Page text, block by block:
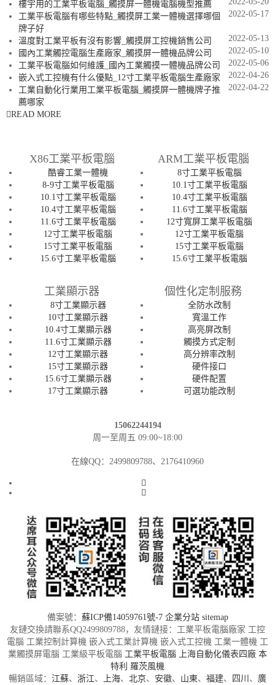
樓宇用的工業平板電腦_觸摸屏一體機電腦機型推薦
2022-05-17
工業平板電腦有哪些特點_觸摸屏工業一體機選擇哪個
牌子好
2022-05-13
溫度對工業平板有沒有影響_觸摸屏工控機銷售公司
2022-05-10
國內工業觸控電腦生產廠家_觸摸屏一體機品牌公司
2022-05-06
工業平板電腦如何維護_國內工業觸摸一體機品牌公司
2022-04-26
嵌入式工控機有什么優點_12寸工業平板電腦生產廠家
2022-04-22
工業自動化行業用工業平板電腦_觸摸屏一體機牌子推
薦哪家
READ MORE
X86工業平板電腦
酷睿工業一體機
8-9寸工業平板電腦
10.1寸工業平板電腦
10.4寸工業平板電腦
11.6寸工業平板電腦
12寸工業平板電腦
15寸工業平板電腦
15.6寸工業平板電腦
ARM工業平板電腦
8寸工業平板電腦
10.1寸工業平板電腦
10.4寸工業平板電腦
11.6寸工業平板電腦
12寸寬屏工業平板電腦
12寸工業平板電腦
15寸工業平板電腦
15.6寸工業平板電腦
工業顯示器
8寸工業顯示器
10寸工業顯示器
10.4寸工業顯示器
11.6寸工業顯示器
12寸工業顯示器
15寸工業顯示器
15.6寸工業顯示器
17寸工業顯示器
個性化定制服務
全防水改制
寬溫工作
高亮屏改制
觸摸方式定制
高分辨率改制
硬件接口
硬件配置
可選功能改制
15062244194
周一至周五 09:00~18:00
在線QQ：2499809788、2176410960
備案號： 蘇ICP備14059761號-7 企業分站 sitemap
友鏈交換請聯系QQ2499809788，友情鏈接：工業平板電腦廠家 工控
電腦 工業控制計算機 嵌入式工業計算機 嵌入式工控機 工業一體機 工
業觸摸屏電腦 工業級平板電腦 工業平板電腦 上海自動化儀表四廠 本
特利 羅茨風機
暢銷區域： 江蘇、 浙江、 上海、 北京、 安徽、 山東、 福建、 四川 、 廣